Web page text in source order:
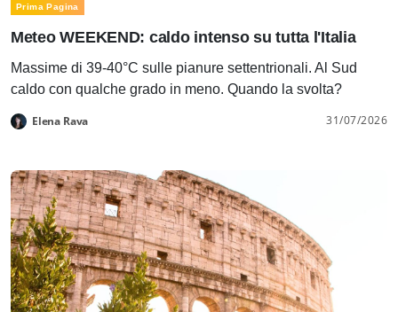
Prima Pagina
Meteo WEEKEND: caldo intenso su tutta l'Italia
Massime di 39-40°C sulle pianure settentrionali. Al Sud
caldo con qualche grado in meno. Quando la svolta?
Elena Rava 31/07/2026